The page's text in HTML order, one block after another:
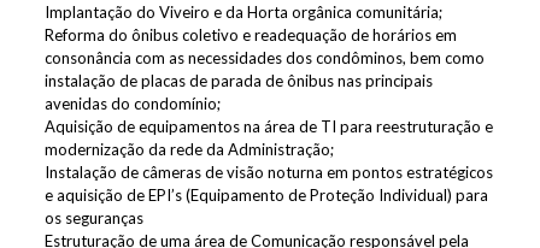
Implantação do Viveiro e da Horta orgânica comunitária;
Reforma do ônibus coletivo e readequação de horários em
consonância com as necessidades dos condôminos, bem como
instalação de placas de parada de ônibus nas principais
avenidas do condomínio;
Aquisição de equipamentos na área de TI para reestruturação e
modernização da rede da Administração;
Instalação de câmeras de visão noturna em pontos estratégicos
e aquisição de EPI’s (Equipamento de Proteção Individual) para
os seguranças
Estruturação de uma área de Comunicação responsável pela